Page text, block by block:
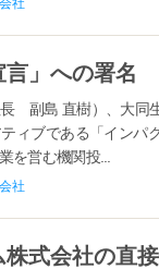
社
言」への署名
副島 直樹）、大
ィブである「インパ
を営む機関投...
社
株式会社の直